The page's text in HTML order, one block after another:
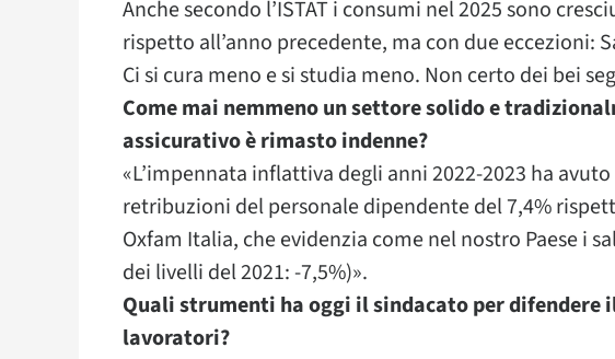
Anche secondo l’ISTAT i consumi nel 2025 sono
rispetto all’anno precedente, ma con due eccezioni:
Ci si cura meno e si studia meno. Non certo dei bei
Come mai nemmeno un settore solido e
assicurativo è rimasto indenne?
«L’impennata inflattiva degli anni 2022-2023 ha
retribuzioni del personale dipendente del 7,4%
Oxfam Italia, che evidenzia come nel nostro Paese i
dei livelli del 2021: -7,5%)».
Quali strumenti ha oggi il sindacato per difendere
lavoratori?